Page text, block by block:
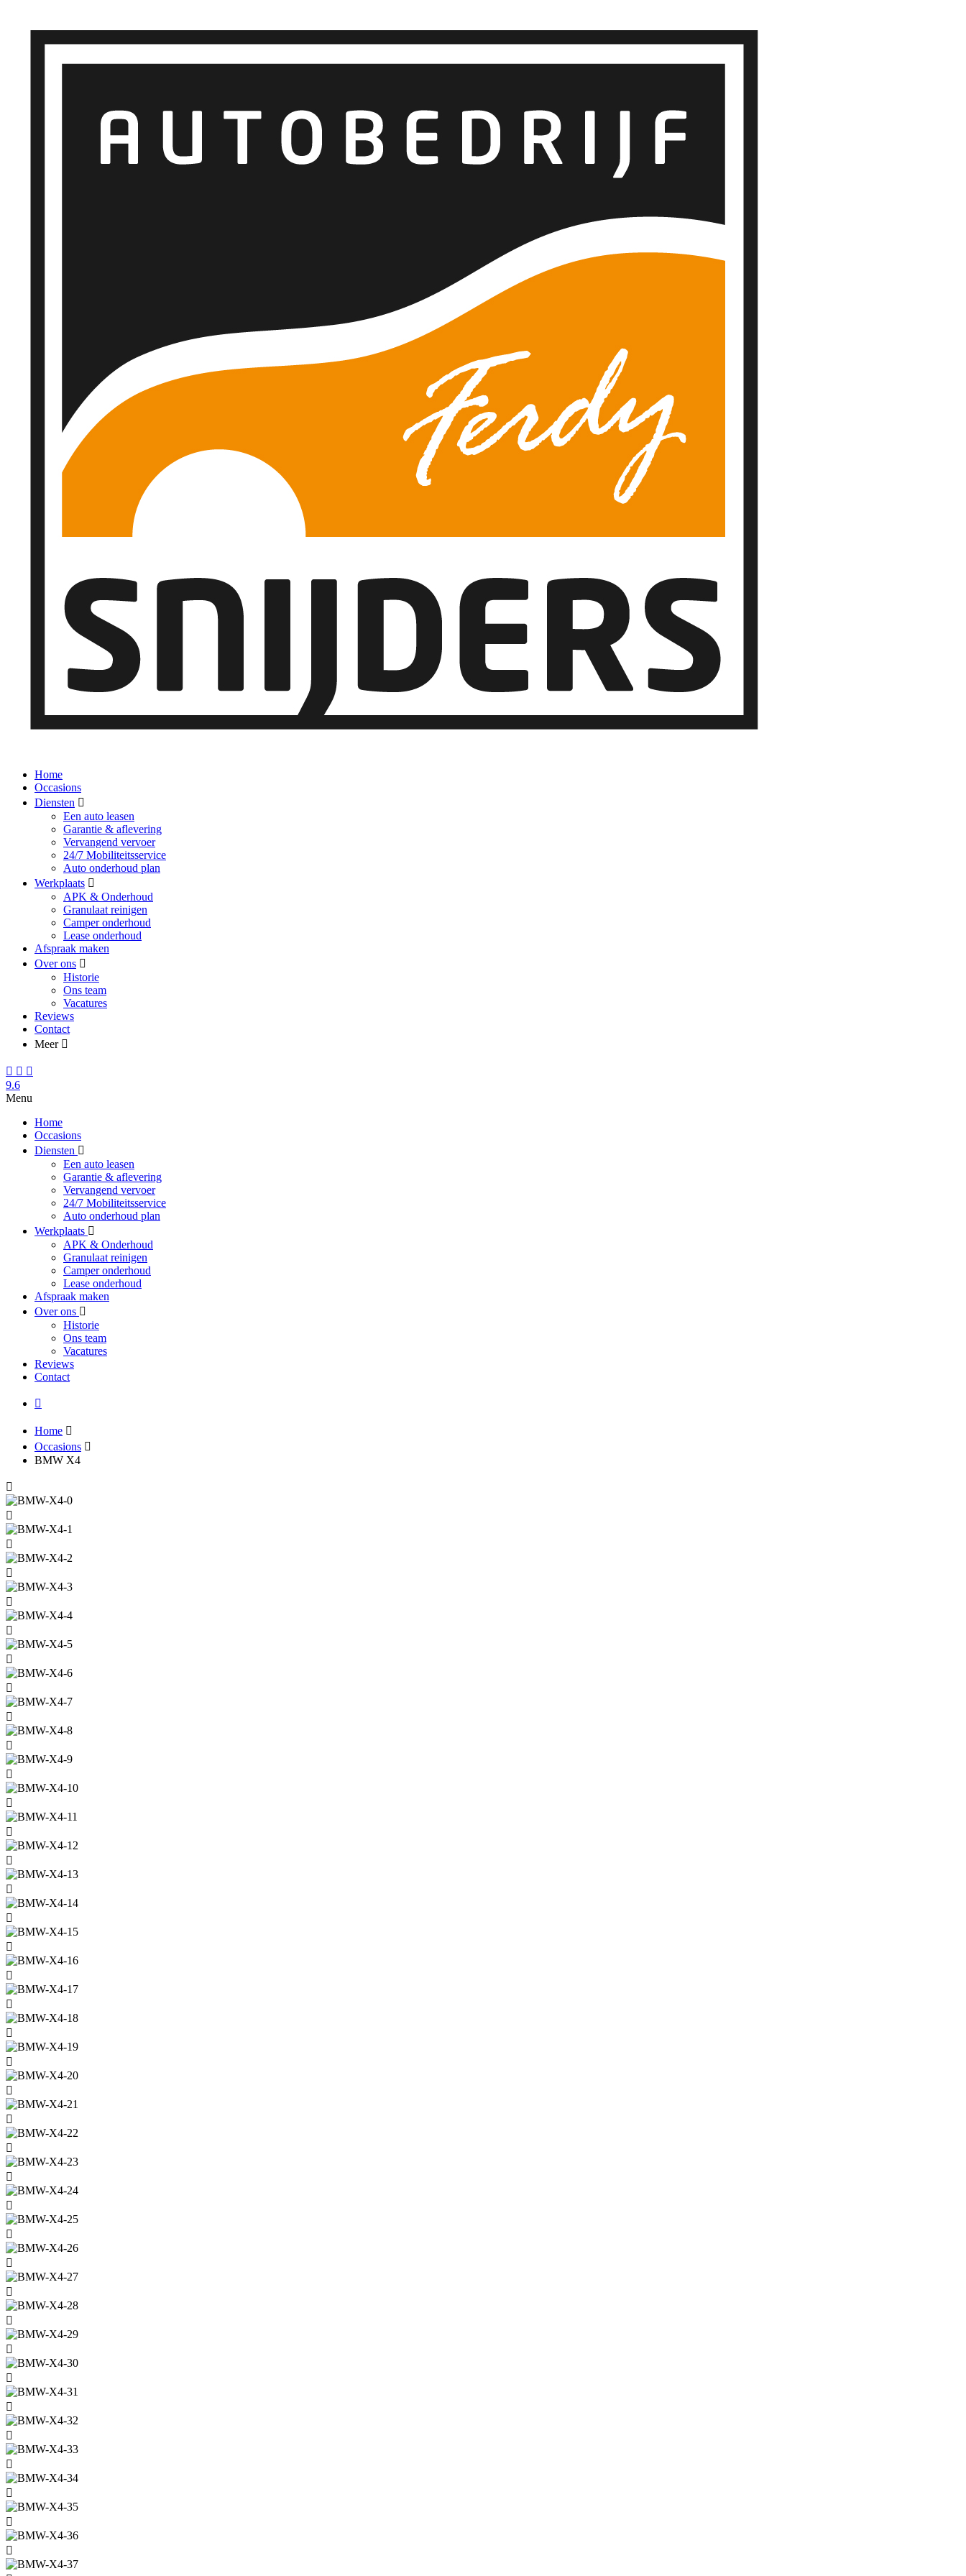
Home
Occasions
Diensten
Een auto leasen
Garantie & aflevering
Vervangend vervoer
24/7 Mobiliteitsservice
Auto onderhoud plan
Werkplaats
APK & Onderhoud
Granulaat reinigen
Camper onderhoud
Lease onderhoud
Afspraak maken
Over ons
Historie
Ons team
Vacatures
Reviews
Contact
Meer
9.6
Menu
Home
Occasions
Diensten
Een auto leasen
Garantie & aflevering
Vervangend vervoer
24/7 Mobiliteitsservice
Auto onderhoud plan
Werkplaats
APK & Onderhoud
Granulaat reinigen
Camper onderhoud
Lease onderhoud
Afspraak maken
Over ons
Historie
Ons team
Vacatures
Reviews
Contact
Home
Occasions
BMW X4